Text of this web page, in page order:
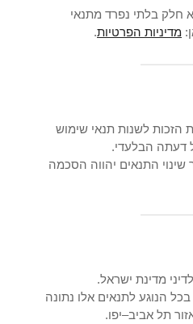
חלק בלתי נפרד מתנאי
מדיניות הפרטיות.
לשנות תנאי שימוש
דעתה הבלעדי.
התנאים יהווה הסכמה
מדינת ישראל.
הנוגע לתנאים אלו נתונה
תל אביב–יפו.